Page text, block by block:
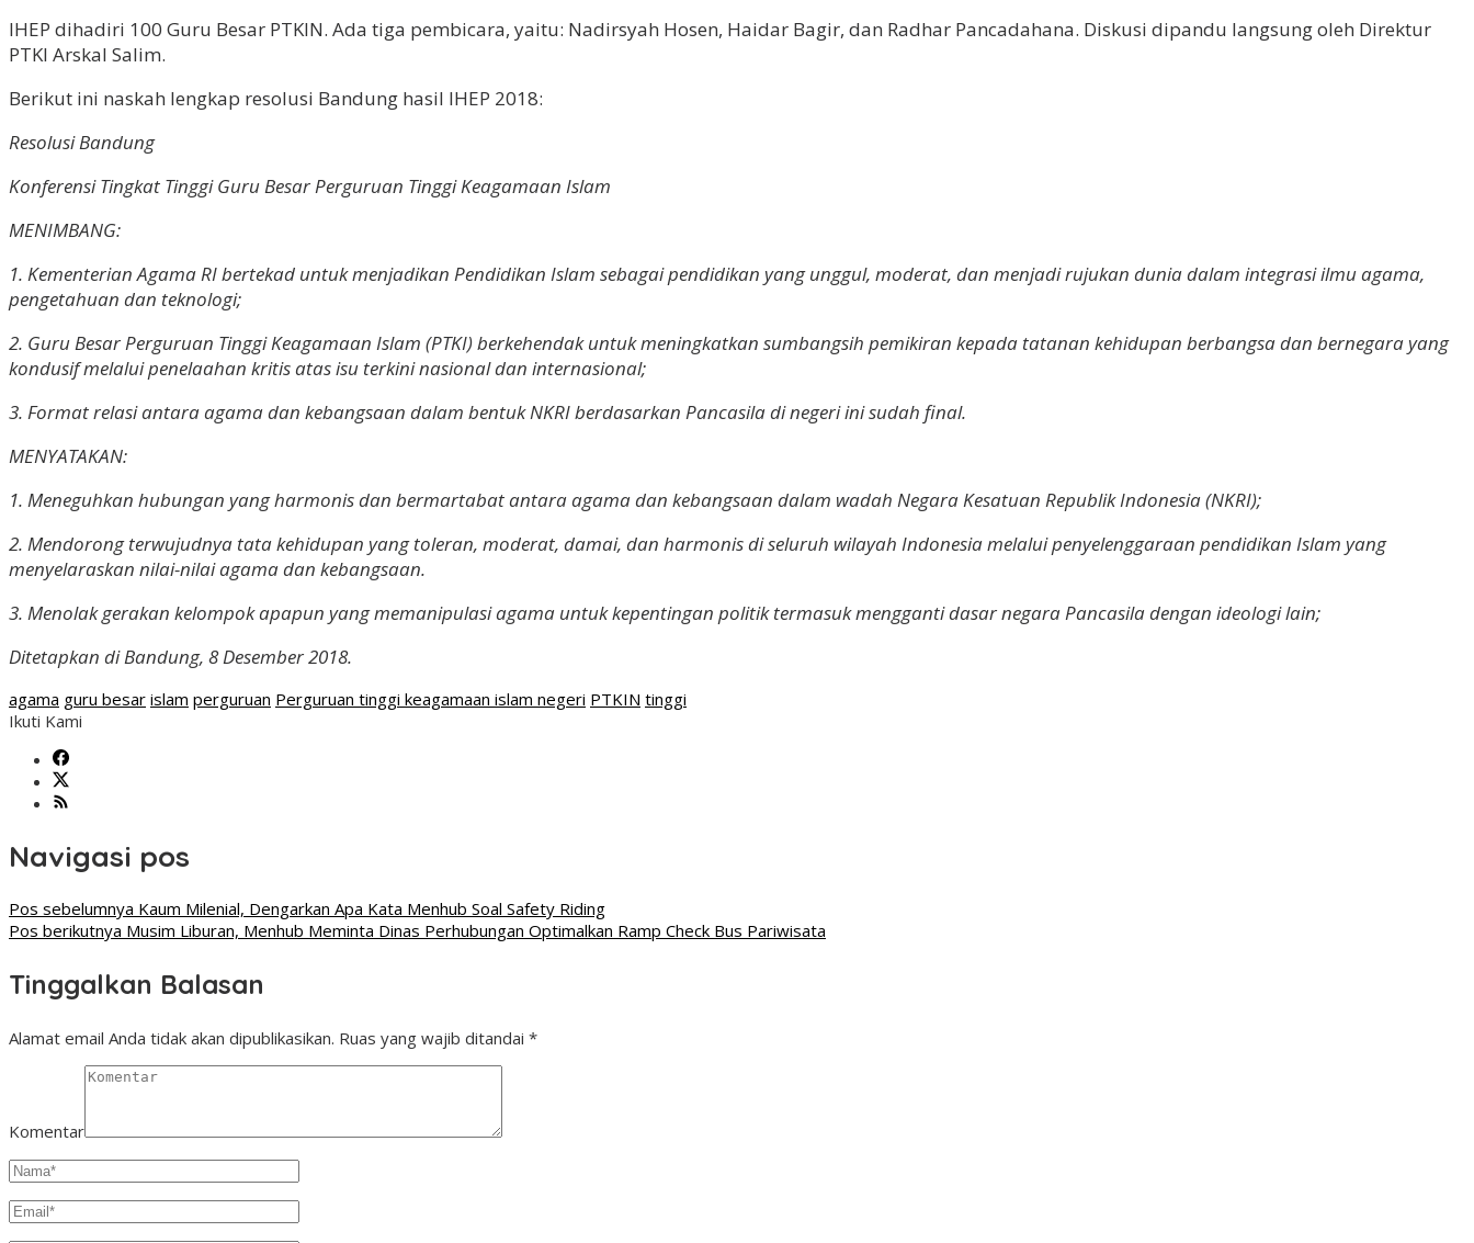
IHEP dihadiri 100 Guru Besar PTKIN. Ada tiga pembicara, yaitu: Nadirsyah Hosen, Haidar Bagir, dan Radhar Pancadahana. Diskusi dipandu langsung oleh Direktur
PTKI Arskal Salim.
Berikut ini naskah lengkap resolusi Bandung hasil IHEP 2018:
Resolusi Bandung
Konferensi Tingkat Tinggi Guru Besar Perguruan Tinggi Keagamaan Islam
MENIMBANG:
1. Kementerian Agama RI bertekad untuk menjadikan Pendidikan Islam sebagai pendidikan yang unggul, moderat, dan menjadi rujukan dunia dalam integrasi ilmu agama,
pengetahuan dan teknologi;
2. Guru Besar Perguruan Tinggi Keagamaan Islam (PTKI) berkehendak untuk meningkatkan sumbangsih pemikiran kepada tatanan kehidupan berbangsa dan bernegara yang
kondusif melalui penelaahan kritis atas isu terkini nasional dan internasional;
3. Format relasi antara agama dan kebangsaan dalam bentuk NKRI berdasarkan Pancasila di negeri ini sudah final.
MENYATAKAN:
1. Meneguhkan hubungan yang harmonis dan bermartabat antara agama dan kebangsaan dalam wadah Negara Kesatuan Republik Indonesia (NKRI);
2. Mendorong terwujudnya tata kehidupan yang toleran, moderat, damai, dan harmonis di seluruh wilayah Indonesia melalui penyelenggaraan pendidikan Islam yang
menyelaraskan nilai-nilai agama dan kebangsaan.
3. Menolak gerakan kelompok apapun yang memanipulasi agama untuk kepentingan politik termasuk mengganti dasar negara Pancasila dengan ideologi lain;
Ditetapkan di Bandung, 8 Desember 2018.
agama guru besar islam perguruan Perguruan tinggi keagamaan islam negeri PTKIN tinggi
Ikuti Kami
Navigasi pos
Pos sebelumnya Kaum Milenial, Dengarkan Apa Kata Menhub Soal Safety Riding
Pos berikutnya Musim Liburan, Menhub Meminta Dinas Perhubungan Optimalkan Ramp Check Bus Pariwisata
Tinggalkan Balasan
Alamat email Anda tidak akan dipublikasikan. Ruas yang wajib ditandai *
Komentar